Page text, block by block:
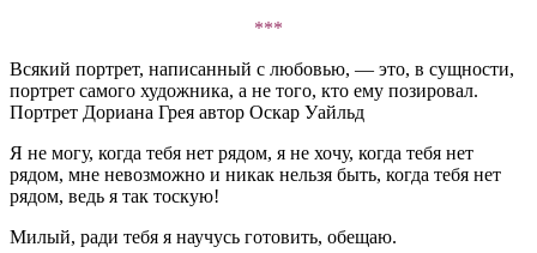
***
Всякий портрет, написанный с любовью, — это, в сущности,
портрет самого художника, а не того, кто ему позировал.
Портрет Дориана Грея автор Оскар Уайльд
Я не могу, когда тебя нет рядом, я не хочу, когда тебя нет
рядом, мне невозможно и никак нельзя быть, когда тебя нет
рядом, ведь я так тоскую!
Милый, ради тебя я научусь готовить, обещаю.